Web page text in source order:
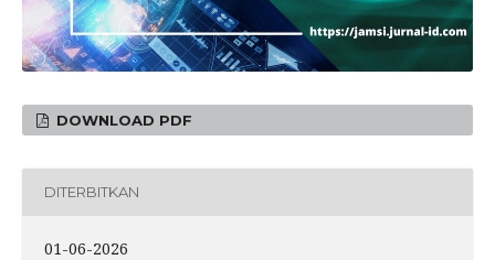
DOWNLOAD PDF
DITERBITKAN
01-06-2026